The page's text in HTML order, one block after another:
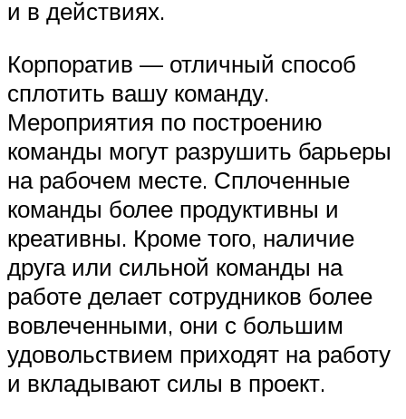
и в действиях.
Корпоратив — отличный способ
сплотить вашу команду.
Мероприятия по построению
команды могут разрушить барьеры
на рабочем месте. Сплоченные
команды более продуктивны и
креативны. Кроме того, наличие
друга или сильной команды на
работе делает сотрудников более
вовлеченными, они с большим
удовольствием приходят на работу
и вкладывают силы в проект.